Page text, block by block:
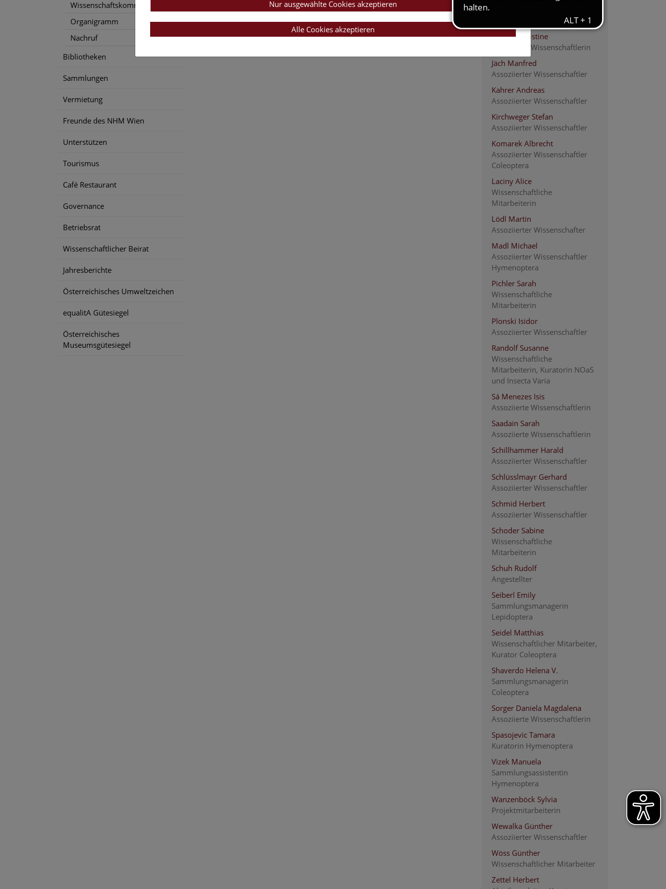
Wissenschaftskommunikation
Organigramm
Nachruf
Bibliotheken
Sammlungen
Vermietung
Freunde des NHM Wien
Unterstützen
Tourismus
Café Restaurant
Governance
Betriebsrat
Wissenschaftlicher Beirat
Jahresberichte
Österreichisches Umweltzeichen
equalitA Gütesiegel
Österreichisches
Museumsgütesiegel
Wissenschaftlicher Mitarbeiter
Hecher Christine
Assoziierte Wissenschaftlerin
Jäch Manfred
Assoziierter Wissenschaftler
Kahrer Andreas
Assoziierter Wissenschaftler
Kirchweger Stefan
Assoziierter Wissenschaftler
Komarek Albrecht
Assoziierter Wissenschaftler
Coleoptera
Laciny Alice
Wissenschaftliche
Mitarbeiterin
Lödl Martin
Assoziierter Wissenschafter
Madl Michael
Assoziierter Wissenschaftler
Hymenoptera
Pichler Sarah
Wissenschaftliche
Mitarbeiterin
Plonski Isidor
Assoziierter Wissenschaftler
Randolf Susanne
Wissenschaftliche
Mitarbeiterin, Kuratorin NOaS
und Insecta Varia
Sá Menezes Isis
Assoziierte Wissenschaftlerin
Saadain Sarah
Assoziierte Wissenschaftlerin
Schillhammer Harald
Assoziierter Wissenschaftler
Schlüsslmayr Gerhard
Assoziierter Wissenschaftler
Schmid Herbert
Assoziierter Wissenschaftler
Schoder Sabine
Wissenschaftliche
Mitarbeiterin
Schuh Rudolf
Angestellter
Seiberl Emily
Sammlungsmanagerin
Lepidoptera
Seidel Matthias
Wissenschaftlicher Mitarbeiter,
Kurator Coleoptera
Shaverdo Helena V.
Sammlungsmanagerin
Coleoptera
Sorger Daniela Magdalena
Assoziierte Wissenschaftlerin
Spasojevic Tamara
Kuratorin Hymenoptera
Vizek Manuela
Sammlungsassistentin
Hymenoptera
Wanzenböck Sylvia
Projektmitarbeiterin
Wewalka Günther
Assoziierter Wissenschaftler
Wöss Günther
Wissenschaftlicher Mitarbeiter
Zettel Herbert
Nur ausgewählte Cookies akzeptieren
Alle Cookies akzeptieren